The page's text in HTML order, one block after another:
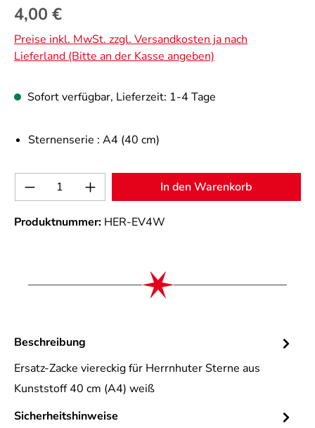
Regulärer Preis:
4,00 €
Preise inkl. MwSt. zzgl. Versandkosten ja nach
Lieferland (Bitte an der Kasse angeben)
Sofort verfügbar, Lieferzeit: 1-4 Tage
Sternenserie : A4 (40 cm)
Produkt Anzahl: Gib den gewünschten
In den Warenkorb
Produktnummer: HER-EV4W
Beschreibung
Ersatz-Zacke viereckig für Herrnhuter Sterne aus
Kunststoff 40 cm (A4) weiß
Sicherheitshinweise